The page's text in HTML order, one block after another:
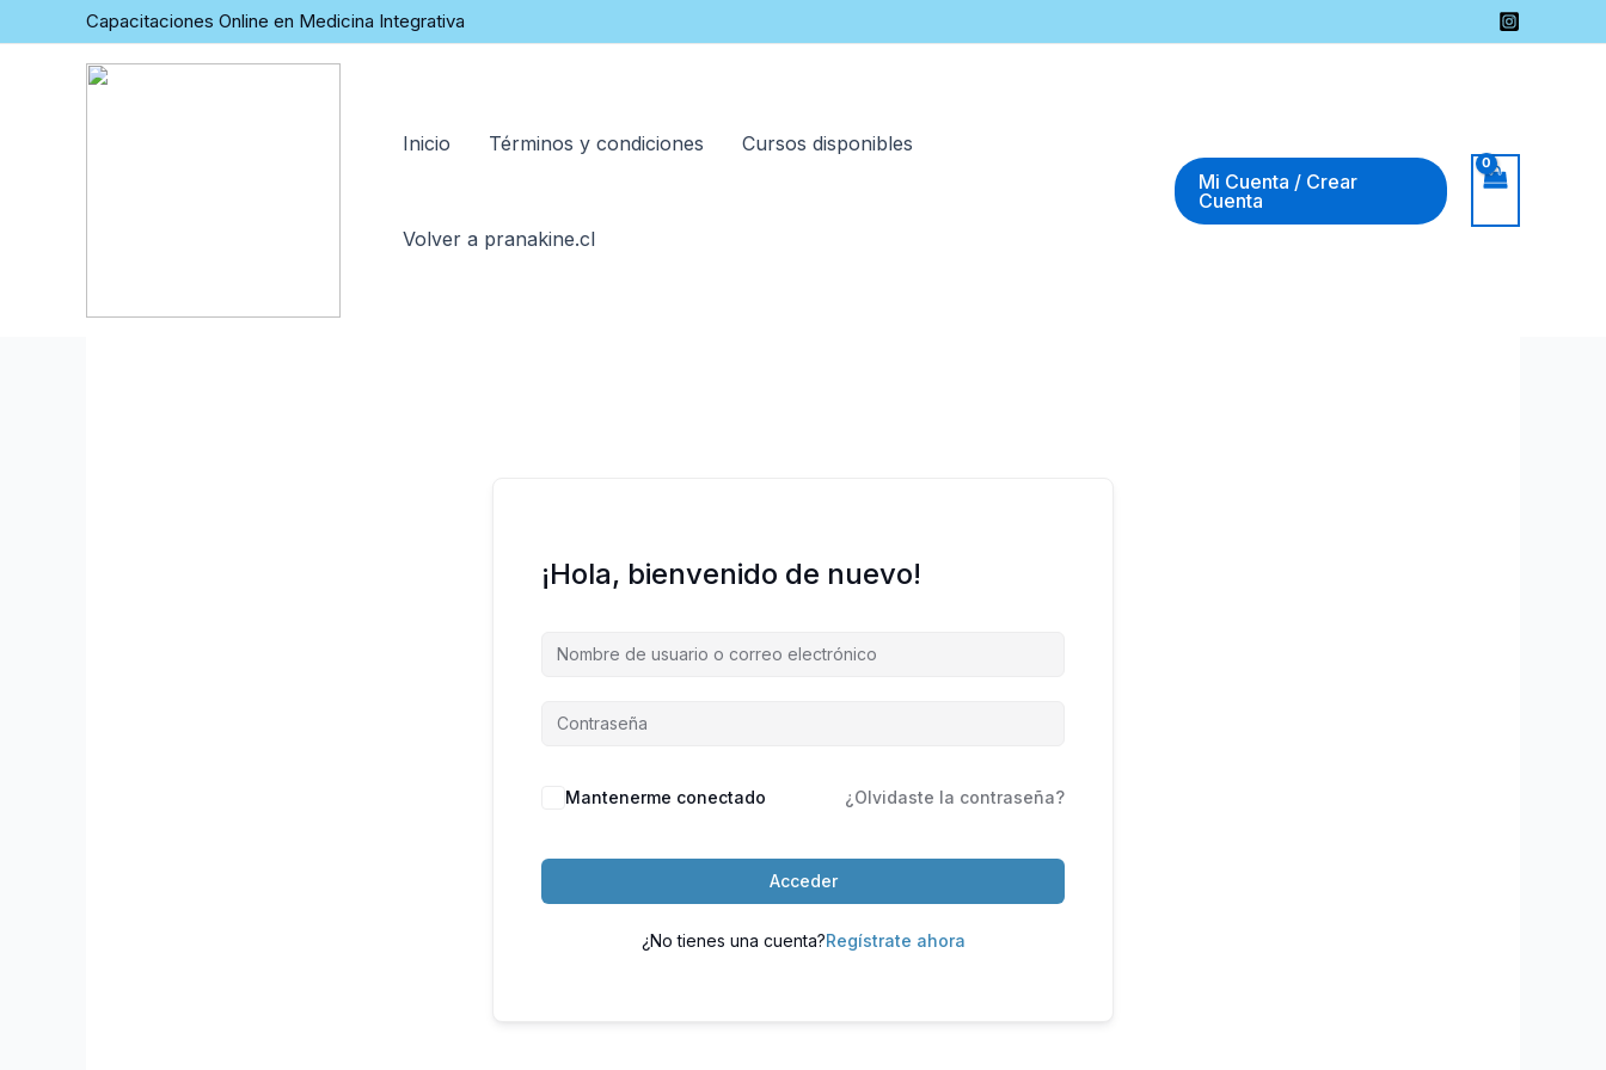
Capacitaciones Online en Medicina Integrativa
Inicio Términos y condiciones Cursos disponibles
Volver a pranakine.cl
Mi Cuenta / Crear
Cuenta
¡Hola, bienvenido de nuevo!
Mantenerme conectado ¿Olvidaste la contraseña?
Acceder
¿No tienes una cuenta?Regístrate ahora